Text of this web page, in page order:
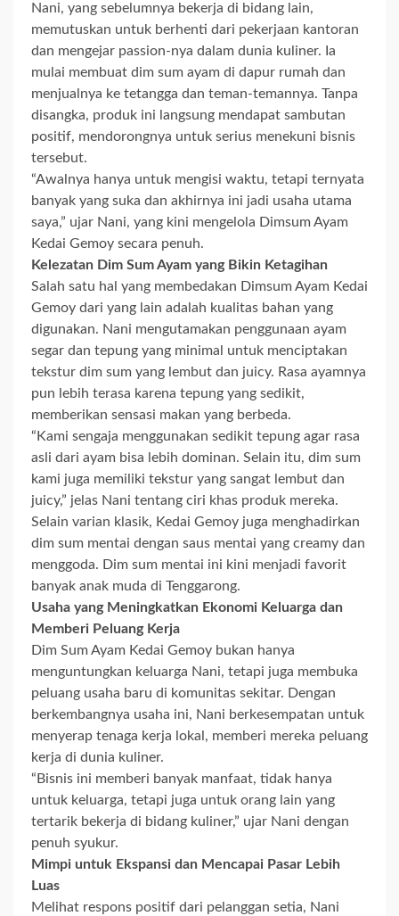
Nani, yang sebelumnya bekerja di bidang lain,
memutuskan untuk berhenti dari pekerjaan kantoran
dan mengejar passion-nya dalam dunia kuliner. Ia
mulai membuat dim sum ayam di dapur rumah dan
menjualnya ke tetangga dan teman-temannya. Tanpa
disangka, produk ini langsung mendapat sambutan
positif, mendorongnya untuk serius menekuni bisnis
tersebut.
“Awalnya hanya untuk mengisi waktu, tetapi ternyata
banyak yang suka dan akhirnya ini jadi usaha utama
saya,” ujar Nani, yang kini mengelola Dimsum Ayam
Kedai Gemoy secara penuh.
Kelezatan Dim Sum Ayam yang Bikin Ketagihan
Salah satu hal yang membedakan Dimsum Ayam Kedai
Gemoy dari yang lain adalah kualitas bahan yang
digunakan. Nani mengutamakan penggunaan ayam
segar dan tepung yang minimal untuk menciptakan
tekstur dim sum yang lembut dan juicy. Rasa ayamnya
pun lebih terasa karena tepung yang sedikit,
memberikan sensasi makan yang berbeda.
“Kami sengaja menggunakan sedikit tepung agar rasa
asli dari ayam bisa lebih dominan. Selain itu, dim sum
kami juga memiliki tekstur yang sangat lembut dan
juicy,” jelas Nani tentang ciri khas produk mereka.
Selain varian klasik, Kedai Gemoy juga menghadirkan
dim sum mentai dengan saus mentai yang creamy dan
menggoda. Dim sum mentai ini kini menjadi favorit
banyak anak muda di Tenggarong.
Usaha yang Meningkatkan Ekonomi Keluarga dan
Memberi Peluang Kerja
Dim Sum Ayam Kedai Gemoy bukan hanya
menguntungkan keluarga Nani, tetapi juga membuka
peluang usaha baru di komunitas sekitar. Dengan
berkembangnya usaha ini, Nani berkesempatan untuk
menyerap tenaga kerja lokal, memberi mereka peluang
kerja di dunia kuliner.
“Bisnis ini memberi banyak manfaat, tidak hanya
untuk keluarga, tetapi juga untuk orang lain yang
tertarik bekerja di bidang kuliner,” ujar Nani dengan
penuh syukur.
Mimpi untuk Ekspansi dan Mencapai Pasar Lebih
Luas
Melihat respons positif dari pelanggan setia, Nani